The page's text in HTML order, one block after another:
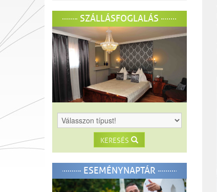
SZÁLLÁSFOGLALÁS
KERESÉS
ESEMÉNYNAPTÁR